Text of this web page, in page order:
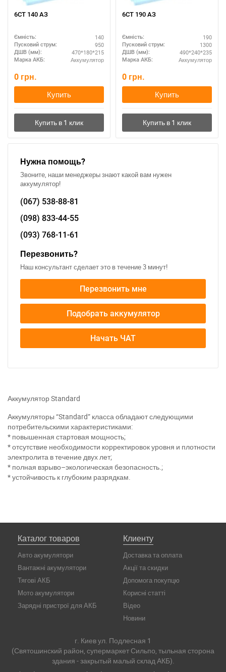
6СТ 140 АЗ
Ємність: 140
Пусковий струм: 950
ДШВ (мм): 470*180*215
Марка АКБ: Аккумулятор
0 грн.
Купить
6СТ 190 АЗ
Ємність: 190
Пусковий струм: 1300
ДШВ (мм): 490*240*235
Марка АКБ: Аккумулятор
0 грн.
Купить
Нужна помощь?
Звоните, наши менеджеры знают какой вам нужен
аккумулятор!
(067) 538-88-81
(098) 833-44-55
(093) 768-11-61
Перезвонить?
Наш консультант сделает это в течение 3 минут!
Перезвонить мне
Подобрать аккумулятор
Начать ЧАТ
Аккумулятор Standard
Аккумуляторы “Standard” класса обладают следующими
потребительскими характеристиками:
* повышенная стартовая мощность;
* отсутствие необходимости корректировок уровня и плотности
электролита в течение двух лет;
* полная взрыво–экологическая безопасность.;
* устойчивость к глубоким разрядкам.
Каталог товаров
Авто акумулятори
Вантажні акумулятори
Тягові АКБ
Мото акумулятори
Зарядні пристрої для АКБ
Клиенту
Доставка та оплата
Акції та скидки
Допомога покупцю
Корисні статті
Відео
Новини
г. Киев ул. Подлесная 1
(Святошинский район, супермаркет Сильпо, тыльная сторона
здания - закрытый малый склад АКБ).